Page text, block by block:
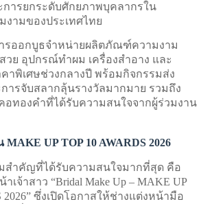
ารยกระดับศักยภาพบุคลากรใน
งามของประเทศไทย
ออกบูธจำหน่ายผลิตภัณฑ์ความงาม
วย อุปกรณ์ทำผม เครื่องสำอาง และ
าพิเศษช่วงกลางปี พร้อมกิจกรรมส่ง
ารจับสลากลุ้นรางวัลมากมาย รวมถึง
อทองคำที่ได้รับความสนใจจากผู้ร่วมงาน
UP TOP 10 AWARDS 2026
ำคัญที่ได้รับความสนใจมากที่สุด คือ
เจ้าสาว “Bridal Make Up – MAKE UP
2026” ซึ่งเปิดโอกาสให้ช่างแต่งหน้ามือ